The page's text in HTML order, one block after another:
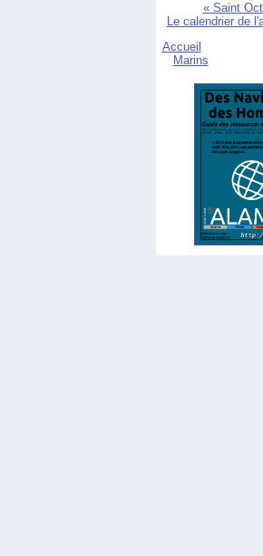
« Saint
Le calendrier de
Accueil
Marins